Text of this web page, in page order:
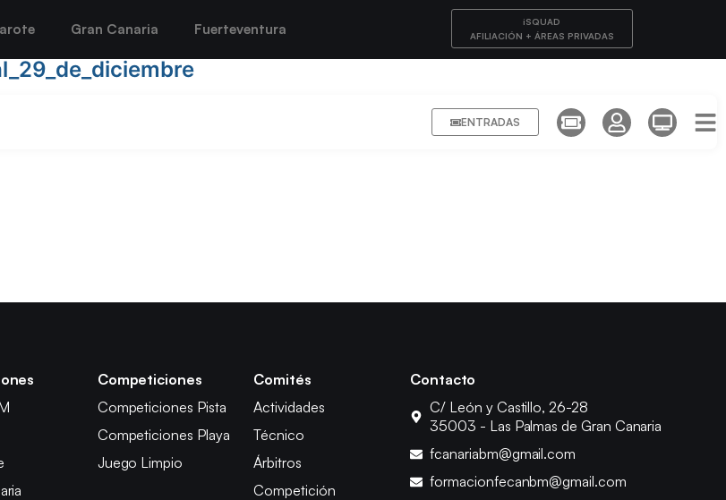
Gran Canaria Fuerteventura
iSQUAD
AFILIACIÓN + ÁREAS PRIVADAS
ENTRADAS
Competiciones
Competiciones Pista
Competiciones Playa
Juego Limpio
Comités
Actividades
Técnico
Árbitros
Competición
Contacto
C/ León y Castillo, 26-28
35003 - Las Palmas de Gran Canaria
fcanariabm@gmail.com
formacionfecanbm@gmail.com